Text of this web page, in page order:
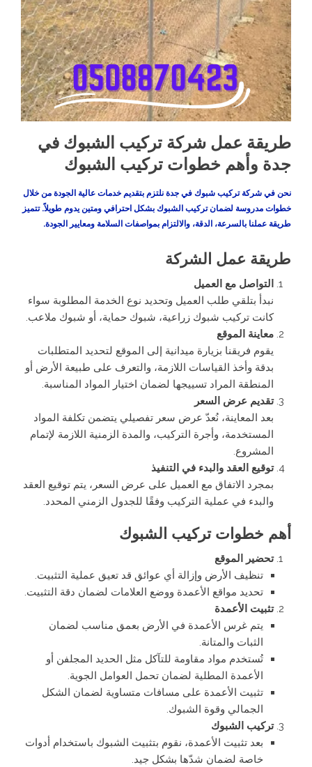
طريقة عمل شركة تركيب الشبوك في
جدة وأهم خطوات تركيب الشبوك
نحن في شركة تركيب شبوك في جدة نلتزم بتقديم خدمات عالية الجودة من خلال
خطوات مدروسة لضمان تركيب الشبوك بشكل احترافي ومتين يدوم طويلاً. تتميز
طريقة عملنا بالسرعة، الدقة، والالتزام بمواصفات السلامة ومعايير الجودة.
طريقة عمل الشركة
التواصل مع العميل
نبدأ بتلقي طلب العميل وتحديد نوع الخدمة المطلوبة سواء
كانت تركيب شبوك زراعية، شبوك حماية، أو شبوك ملاعب.
معاينة الموقع
يقوم فريقنا بزيارة ميدانية إلى الموقع لتحديد المتطلبات
بدقة وأخذ القياسات اللازمة، والتعرف على طبيعة الأرض أو
المنطقة المراد تسييجها لضمان اختيار المواد المناسبة.
تقديم عرض السعر
بعد المعاينة، نُعدّ عرض سعر تفصيلي يتضمن تكلفة المواد
المستخدمة، وأجرة التركيب، والمدة الزمنية اللازمة لإتمام
المشروع.
توقيع العقد والبدء في التنفيذ
بمجرد الاتفاق مع العميل على عرض السعر، يتم توقيع العقد
والبدء في عملية التركيب وفقًا للجدول الزمني المحدد.
أهم خطوات تركيب الشبوك
تحضير الموقع
تنظيف الأرض وإزالة أي عوائق قد تعيق عملية التثبيت.
تحديد مواقع الأعمدة ووضع العلامات لضمان دقة التثبيت.
تثبيت الأعمدة
يتم غرس الأعمدة في الأرض بعمق مناسب لضمان
الثبات والمتانة.
تُستخدم مواد مقاومة للتآكل مثل الحديد المجلفن أو
الأعمدة المطلية لضمان تحمل العوامل الجوية.
تثبيت الأعمدة على مسافات متساوية لضمان الشكل
الجمالي وقوة الشبوك.
تركيب الشبوك
بعد تثبيت الأعمدة، نقوم بتثبيت الشبوك باستخدام أدوات
خاصة لضمان شدّها بشكل جيد.